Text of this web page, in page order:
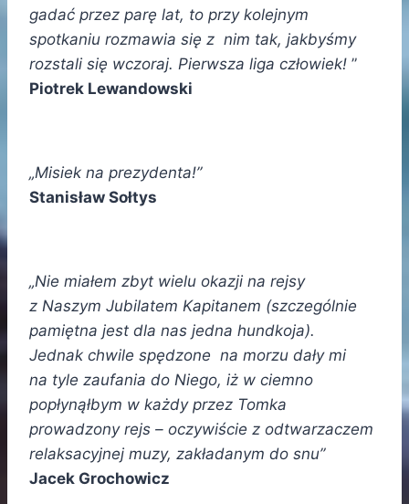
gadać przez parę lat, to przy kolejnym
spotkaniu rozmawia się z nim tak, jakbyśmy
rozstali się wczoraj. Pierwsza liga człowiek! ”
Piotrek Lewandowski
„Misiek na prezydenta!”
Stanisław Sołtys
„Nie miałem zbyt wielu okazji na rejsy
z Naszym Jubilatem Kapitanem (szczególnie
pamiętna jest dla nas jedna hundkoja).
Jednak chwile spędzone na morzu dały mi
na tyle zaufania do Niego, iż w ciemno
popłynąłbym w każdy przez Tomka
prowadzony rejs – oczywiście z odtwarzaczem
relaksacyjnej muzy, zakładanym do snu”
Jacek Grochowicz